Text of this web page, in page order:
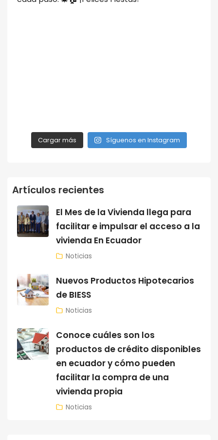
Cargar más Síguenos en Instagram
Artículos recientes
El Mes de la Vivienda llega para
facilitar e impulsar el acceso a la
vivienda En Ecuador
Noticias
Nuevos Productos Hipotecarios
de BIESS
Noticias
Conoce cuáles son los
productos de crédito disponibles
en ecuador y cómo pueden
facilitar la compra de una
vivienda propia
Noticias